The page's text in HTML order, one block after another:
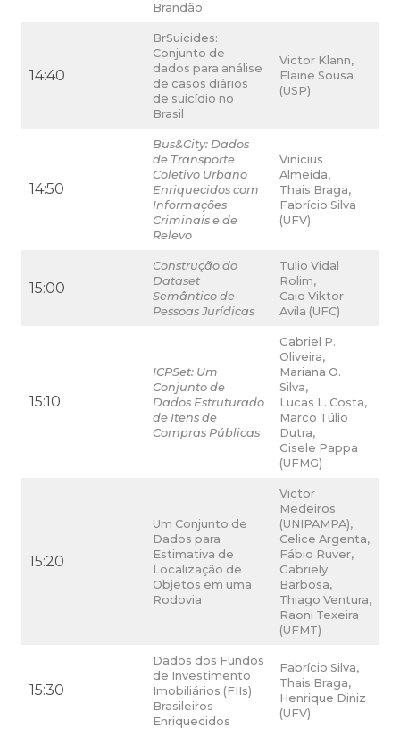
Brandão
14:40
BrSuicides:
Conjunto de
dados para análise
de casos diários
de suicídio no
Brasil
Victor Klann,
Elaine Sousa
(USP)
14:50
Bus&City: Dados
de Transporte
Coletivo Urbano
Enriquecidos com
Informações
Criminais e de
Relevo
Vinícius
Almeida,
Thais Braga,
Fabrício Silva
(UFV)
15:00
Construção do
Dataset
Semântico de
Pessoas Jurídicas
Tulio Vidal
Rolim,
Caio Viktor
Avila (UFC)
15:10
ICPSet: Um
Conjunto de
Dados Estruturado
de Itens de
Compras Públicas
Gabriel P.
Oliveira,
Mariana O.
Silva,
Lucas L. Costa,
Marco Túlio
Dutra,
Gisele Pappa
(UFMG)
15:20
Um Conjunto de
Dados para
Estimativa de
Localização de
Objetos em uma
Rodovia
Victor
Medeiros
(UNIPAMPA),
Celice Argenta,
Fábio Ruver,
Gabriely
Barbosa,
Thiago Ventura,
Raoni Texeira
(UFMT)
15:30
Dados dos Fundos
de Investimento
Imobiliários (FIIs)
Brasileiros
Enriquecidos
Fabrício Silva,
Thais Braga,
Henrique Diniz
(UFV)